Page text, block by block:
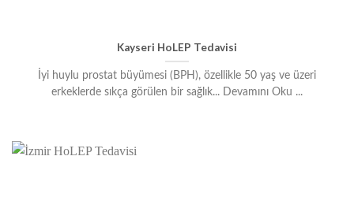
Kayseri HoLEP Tedavisi
İyi huylu prostat büyümesi (BPH), özellikle 50 yaş ve üzeri
erkeklerde sıkça görülen bir sağlık... Devamını Oku ...